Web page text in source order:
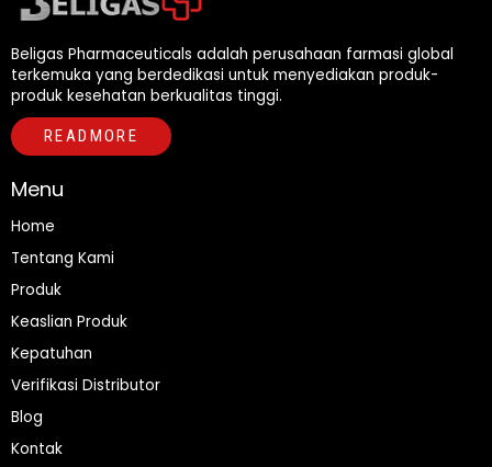
Beligas Pharmaceuticals adalah perusahaan farmasi global
terkemuka yang berdedikasi untuk menyediakan produk-
produk kesehatan berkualitas tinggi.
READMORE
Menu
Home
Tentang Kami
Produk
Keaslian Produk
Kepatuhan
Verifikasi Distributor
Blog
Kontak